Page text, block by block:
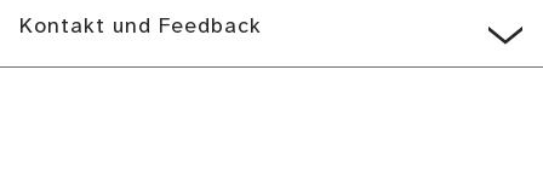
Kontakt und Feedback